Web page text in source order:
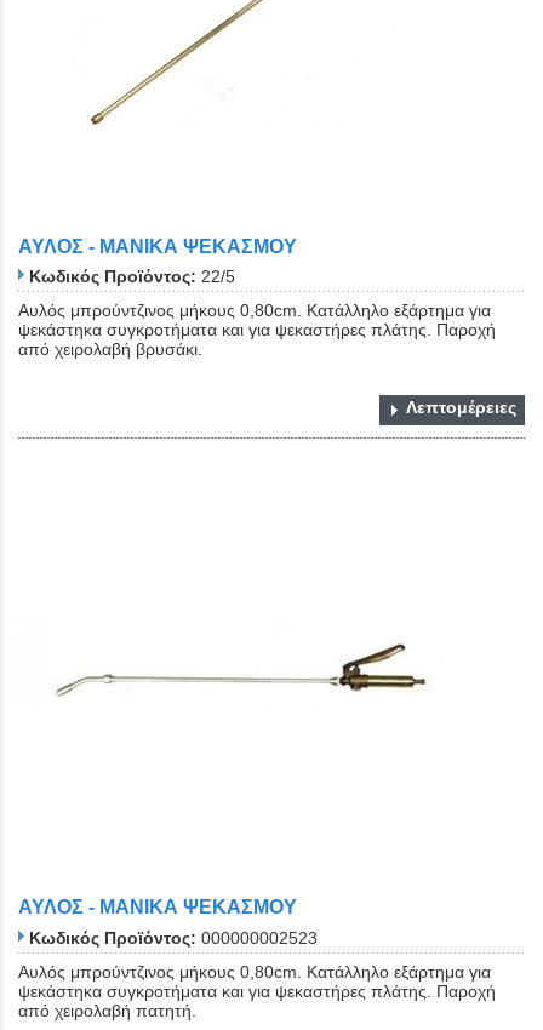
ΑΥΛΟΣ - ΜΑΝΙΚΑ ΨΕΚΑΣΜΟΥ
Κωδικός Προϊόντος: 22/5
Αυλός μπρούντζινος μήκους 0,80cm. Κατάλληλο εξάρτημα για
ψεκάστηκα συγκροτήματα και για ψεκαστήρες πλάτης. Παροχή
από χειρολαβή βρυσάκι.
Λεπτομέρειες
ΑΥΛΟΣ - ΜΑΝΙΚΑ ΨΕΚΑΣΜΟΥ
Κωδικός Προϊόντος: 000000002523
Αυλός μπρούντζινος μήκους 0,80cm. Κατάλληλο εξάρτημα για
ψεκάστηκα συγκροτήματα και για ψεκαστήρες πλάτης. Παροχή
από χειρολαβή πατητή.